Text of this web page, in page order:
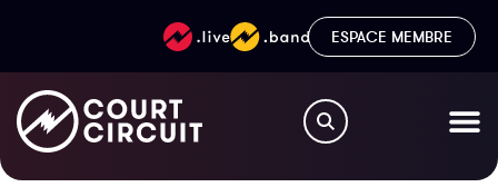
ESPACE MEMBRE